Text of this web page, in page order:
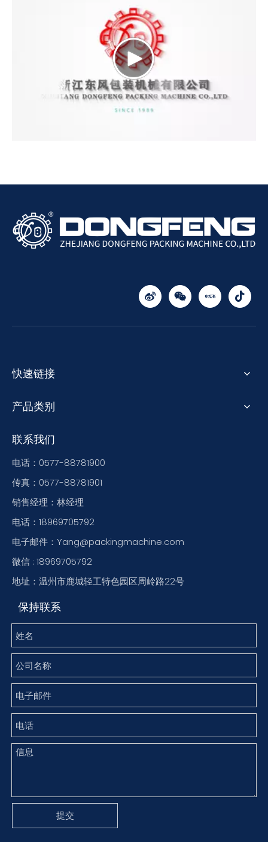
快速链接
产品类别
联系我们
电话：0577-88781900
传真：0577-88781901
销售经理：林经理
电话：18969705792
电子邮件：Yang@packingmachine.com
微信 : 18969705792
地址：温州市鹿城轻工特色园区周岭路22号
保持联系
提交